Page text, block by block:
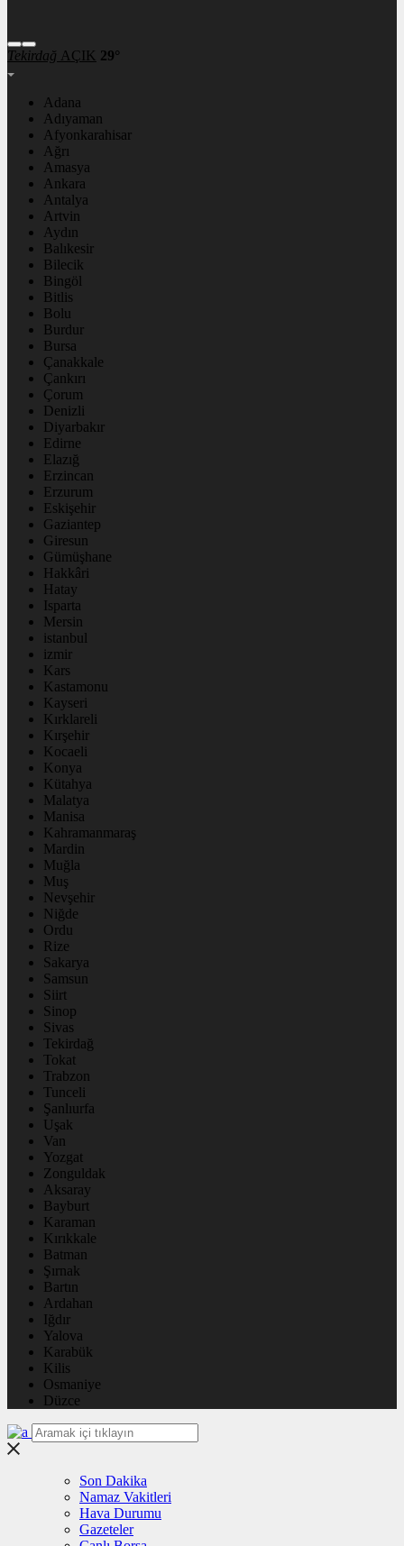
Tekirdağ AÇIK 29°
Adana
Adıyaman
Afyonkarahisar
Ağrı
Amasya
Ankara
Antalya
Artvin
Aydın
Balıkesir
Bilecik
Bingöl
Bitlis
Bolu
Burdur
Bursa
Çanakkale
Çankırı
Çorum
Denizli
Diyarbakır
Edirne
Elazığ
Erzincan
Erzurum
Eskişehir
Gaziantep
Giresun
Gümüşhane
Hakkâri
Hatay
Isparta
Mersin
istanbul
izmir
Kars
Kastamonu
Kayseri
Kırklareli
Kırşehir
Kocaeli
Konya
Kütahya
Malatya
Manisa
Kahramanmaraş
Mardin
Muğla
Muş
Nevşehir
Niğde
Ordu
Rize
Sakarya
Samsun
Siirt
Sinop
Sivas
Tekirdağ
Tokat
Trabzon
Tunceli
Şanlıurfa
Uşak
Van
Yozgat
Zonguldak
Aksaray
Bayburt
Karaman
Kırıkkale
Batman
Şırnak
Bartın
Ardahan
Iğdır
Yalova
Karabük
Kilis
Osmaniye
Düzce
Son Dakika
Namaz Vakitleri
Hava Durumu
Gazeteler